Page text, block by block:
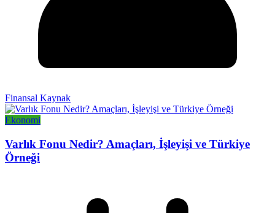
Finansal Kaynak
Ekonomi
Varlık Fonu Nedir? Amaçları, İşleyişi ve Türkiye
Örneği